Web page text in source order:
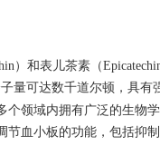
）和表儿茶素（
量可达数千道尔顿，具
领域内拥有广泛的生物
血小板的功能，包括抑